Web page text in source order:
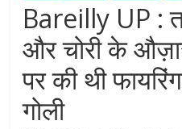
Bareilly UP :
और चोरी के
पर की थी
गोली